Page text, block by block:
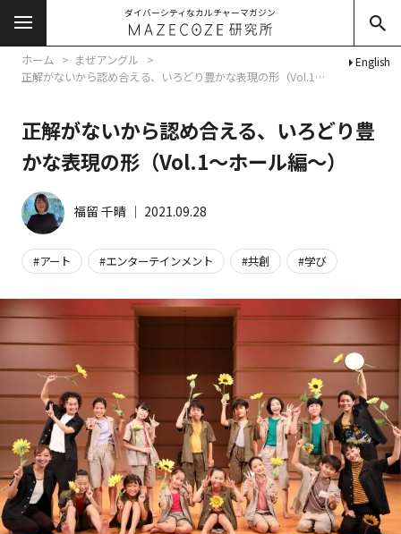
ダイバーシティなカルチャーマガジン
English
ホーム
まぜアングル
正解がないから認め合える、いろどり豊かな表現の形（Vol.1～ホール編～）
正解がないから認め合える、いろどり豊
かな表現の形（Vol.1～ホール編～）
福留 千晴 │ 2021.09.28
アート エンターテインメント 共創 学び